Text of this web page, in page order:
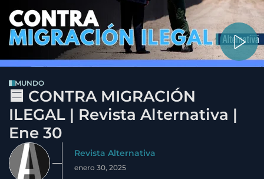
MUNDO
🟦 CONTRA MIGRACIÓN
ILEGAL | Revista Alternativa |
Ene 30
Revista Alternativa
enero 30, 2025